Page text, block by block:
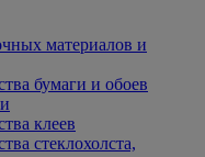
материалов и
бумаги и обоев
клеев
стеклохолста,